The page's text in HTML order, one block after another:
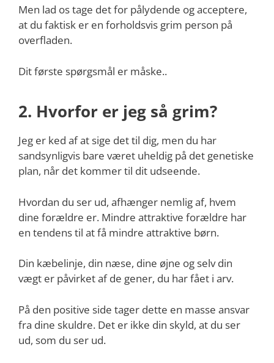
Men lad os tage det for pålydende og acceptere,
at du faktisk er en forholdsvis grim person på
overfladen.
Dit første spørgsmål er måske..
2. Hvorfor er jeg så grim?
Jeg er ked af at sige det til dig, men du har
sandsynligvis bare været uheldig på det genetiske
plan, når det kommer til dit udseende.
Hvordan du ser ud, afhænger nemlig af, hvem
dine forældre er. Mindre attraktive forældre har
en tendens til at få mindre attraktive børn.
Din kæbelinje, din næse, dine øjne og selv din
vægt er påvirket af de gener, du har fået i arv.
På den positive side tager dette en masse ansvar
fra dine skuldre. Det er ikke din skyld, at du ser
ud, som du ser ud.